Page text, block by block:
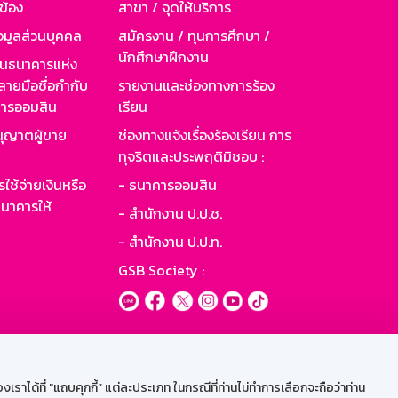
ได้ที่ "แถบคุกกี้” แต่ละประเภท ในกรณีที่ท่านไม่ทำการเลือกจะถือว่าท่าน
อง
มูลส่วนบุคคล
นาคารแห่ง
ายมือชื่อกำกับ
รออมสิน
ญาตผู้ขาย
ช้จ่ายเงินหรือ
คารให้
สาขา / จุดให้บริการ
สมัครงาน / ทุนการศึกษา /
นักศึกษาฝึกงาน
รายงานและช่องทางการร้อง
เรียน
ช่องทางแจ้งเรื่องร้องเรียน การ
ทุจริตและประพฤติมิชอบ :
- ธนาคารออมสิน
- สำนักงาน ป.ป.ช.
- สำนักงาน ป.ป.ท.
GSB Society :